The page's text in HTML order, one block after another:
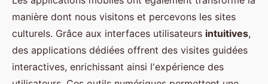
manière dont nous visitons et percevons les sites
culturels. Grâce aux interfaces utilisateurs intuitives,
des applications dédiées offrent des visites guidées
interactives, enrichissant ainsi l'expérience des